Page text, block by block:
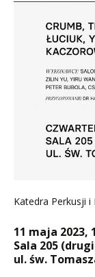
Katedra Perkusji i
11 maja 2023,
Sala 205
ul. św.